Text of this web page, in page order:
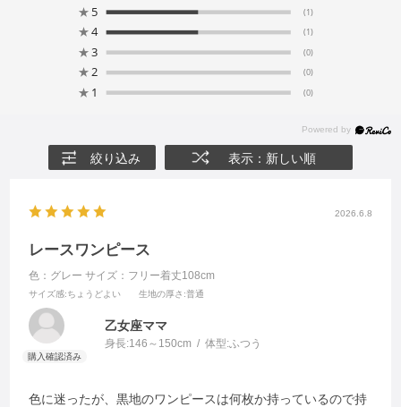
★ 5 (1)
★4 (1)
★3 (0)
★2 (0)
★ 1 (0)
絞り込み 表示：新しい順
2026.6.8
レースワンピース
色：グレー サイズ：フリー着丈108cm
サイズ感:ちょうどよい 生地の厚さ :普通
乙女座ママ
身長:146～150cm 体型:ふつう
色に迷ったが、黒地のワンピースは何枚か持っているので持